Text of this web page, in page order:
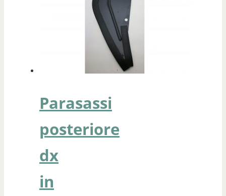
Parasassi
posteriore
dx
in